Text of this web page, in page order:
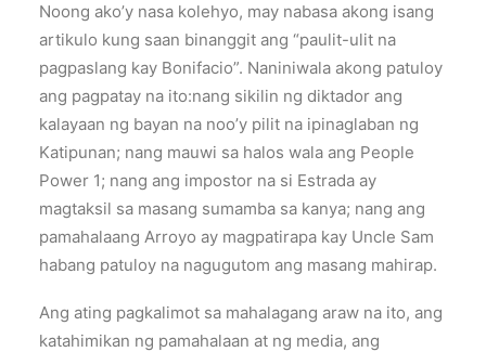
Noong ako’y nasa kolehyo, may nabasa akong isang
artikulo kung saan binanggit ang “paulit-ulit na
pagpaslang kay Bonifacio”. Naniniwala akong patuloy
ang pagpatay na ito:nang sikilin ng diktador ang
kalayaan ng bayan na noo’y pilit na ipinaglaban ng
Katipunan; nang mauwi sa halos wala ang People
Power 1; nang ang impostor na si Estrada ay
magtaksil sa masang sumamba sa kanya; nang ang
pamahalaang Arroyo ay magpatirapa kay Uncle Sam
habang patuloy na nagugutom ang masang mahirap.
Ang ating pagkalimot sa mahalagang araw na ito, ang
katahimikan ng pamahalaan at ng media, ang